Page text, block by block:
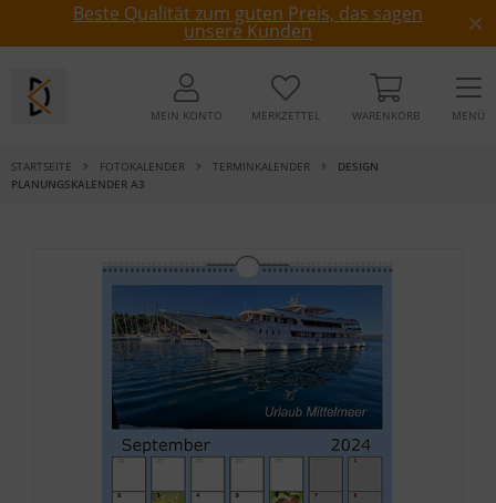
Beste Qualität zum guten Preis, das sagen
unsere Kunden
MEIN KONTO MERKZETTEL WARENKORB MENÜ
STARTSEITE FOTOKALENDER TERMINKALENDER
DESIGN
PLANUNGSKALENDER A3